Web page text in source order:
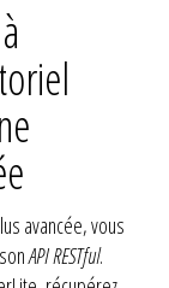
avancée, vous
API RESTful.